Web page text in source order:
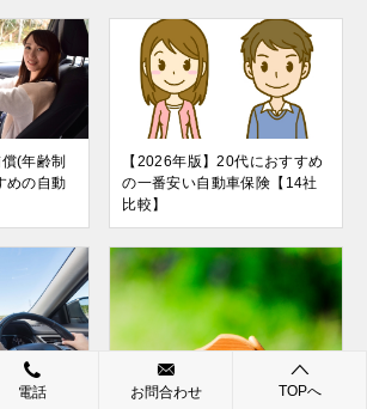
(年齢制
めの自動
【2026年版】20代におすすめ
の一番安い自動車保険【14社
比較】
で保険料
【引受拒否】自動車保険は1等
電話 お問合わせ TOPへ